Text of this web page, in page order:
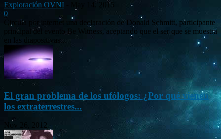
Exploración OVNI
May 14, 2015
0
Circula por internet una declaración de Donald Schmitt, participante
principal del evento Be Witness, aceptando que el ser que se muestra
en las diapositivas...
El gran problema de los ufólogos: ¿Por qué vienen
los extraterrestres...
Nov 26, 2012